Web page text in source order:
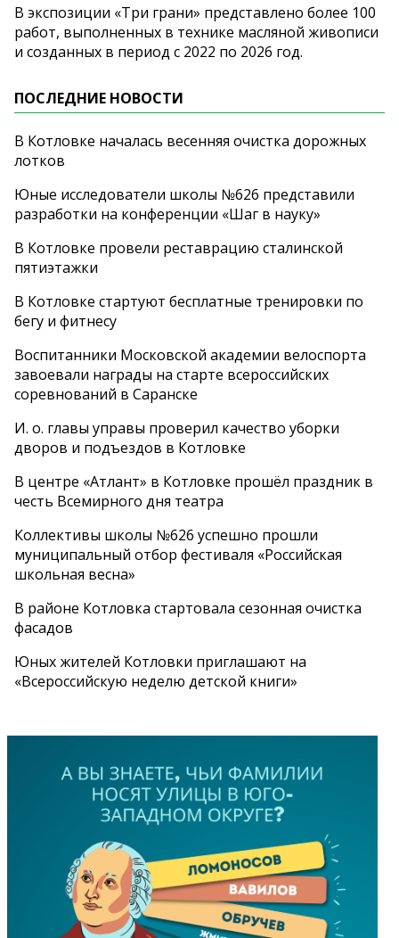
В экспозиции «Три грани» представлено более 100
работ, выполненных в технике масляной живописи
и созданных в период с 2022 по 2026 год.
ПОСЛЕДНИЕ НОВОСТИ
В Котловке началась весенняя очистка дорожных
лотков
Юные исследователи школы №626 представили
разработки на конференции «Шаг в науку»
В Котловке провели реставрацию сталинской
пятиэтажки
В Котловке стартуют бесплатные тренировки по
бегу и фитнесу
Воспитанники Московской академии велоспорта
завоевали награды на старте всероссийских
соревнований в Саранске
И. о. главы управы проверил качество уборки
дворов и подъездов в Котловке
В центре «Атлант» в Котловке прошёл праздник в
честь Всемирного дня театра
Коллективы школы №626 успешно прошли
муниципальный отбор фестиваля «Российская
школьная весна»
В районе Котловка стартовала сезонная очистка
фасадов
Юных жителей Котловки приглашают на
«Всероссийскую неделю детской книги»